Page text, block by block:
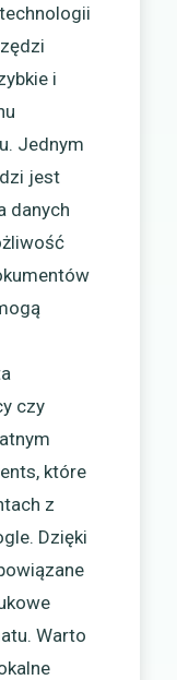
i
Jednym
jest
danych
czy
które
z
Dzięki
Warto